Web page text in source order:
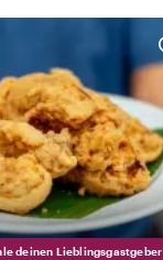
deinen Lieblingsgastgeber